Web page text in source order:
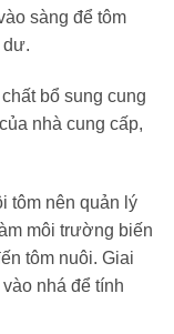
sàng để tôm
dư.
bổ sung cung
nhà cung cấp,
tôm nên quản lý
môi trường biến
tôm nuôi. Giai
nhá để tính